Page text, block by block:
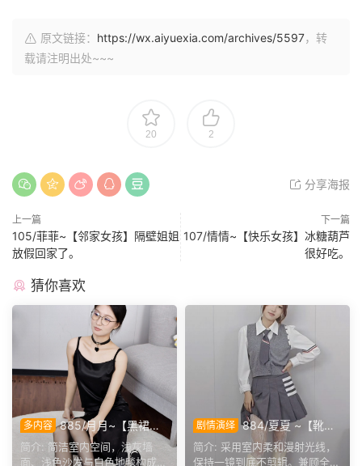
原文链接： https://wx.aiyuexia.com/archives/5597，转
载请注明出处~~~
20 2
分享海报
上一篇
105/菲菲~【邻家女孩】隔壁姐姐
放假回家了。
下一篇
107/情情~【快乐女孩】冰糖葫芦
很好吃。
猜你喜欢
多内容 885/月月~【黑裙履
影】黑裙黑薄袜衬高跟，穿脱
鞋袜与瑜伽剧情完整呈现。
简介: 简洁室内空间，浅灰墙
面、浅色沙发与白色地毯构成干
剧情演绎 884/夏夏 ~【靴内
微扰】异物入靴步履微滞，演
绎真实硌脚细微神态。
简介: 采用室内柔和漫射光线，
保持一镜到底不剪辑。兼顾全景